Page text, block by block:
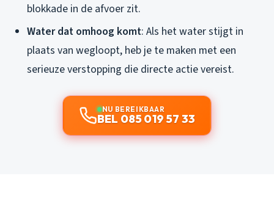
blokkade in de afvoer zit.
Water dat omhoog komt: Als het water stijgt in
plaats van wegloopt, heb je te maken met een
serieuze verstopping die directe actie vereist.
NU BEREIKBAAR
BEL 085 019 57 33